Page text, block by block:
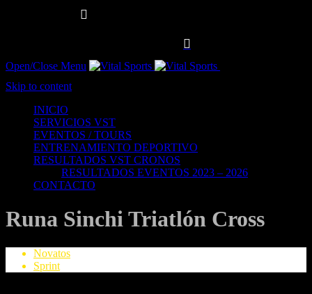


Open/Close Menu
Skip to content
INICIO
SERVICIOS VST
EVENTOS / TOURS
ENTRENAMIENTO DEPORTIVO
RESULTADOS VST CRONOS
RESULTADOS EVENTOS 2023 – 2026
CONTACTO
Runa Sinchi Triatlón Cross
Novatos
Sprint